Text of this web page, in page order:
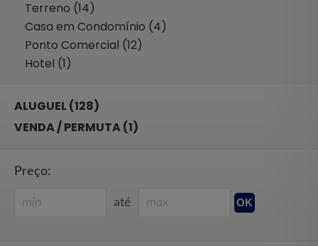
Terreno (14)
Casa em Condomínio (4)
Ponto Comercial (12)
Hotel (1)
ALUGUEL (128)
VENDA / PERMUTA (1)
Preço:
até